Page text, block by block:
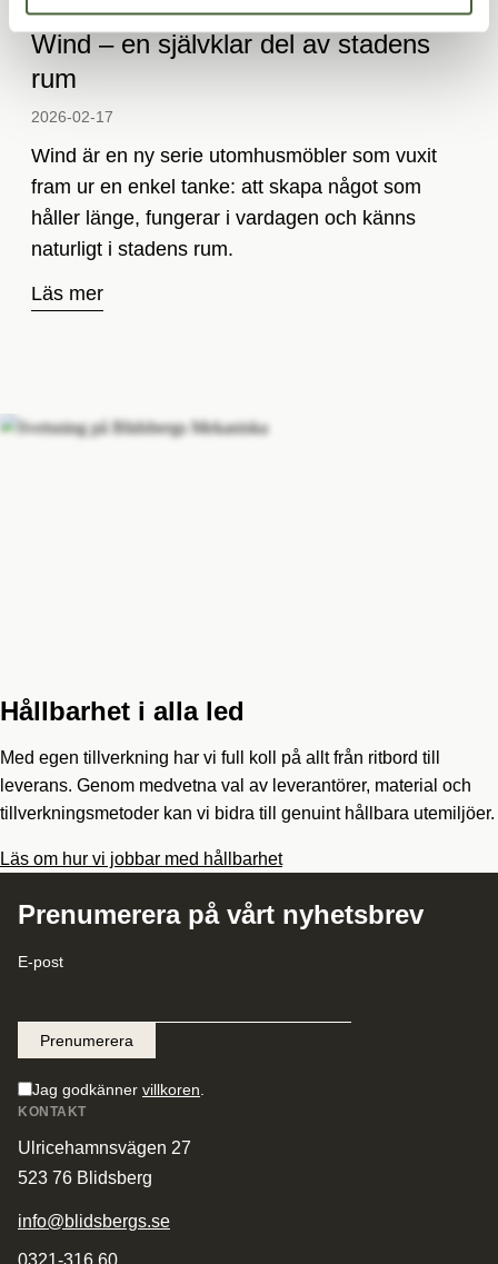
Wind – en självklar del av stadens
rum
2026-02-17­
Wind är en ny serie utomhusmöbler som vuxit
fram ur en enkel tanke: att skapa något som
håller länge, fungerar i vardagen och känns
naturligt i stadens rum.
Läs mer
Hållbarhet i alla led
Med egen tillverkning har vi full koll på allt från ritbord till
leverans. Genom medvetna val av leverantörer, material och
tillverkningsmetoder kan vi bidra till genuint hållbara utemiljöer.
Läs om hur vi jobbar med hållbarhet
KONTAKT
Ulricehamnsvägen 27
523 76 Blidsberg
info@blidsbergs.se
0321-316 60
Prenumerera på vårt nyhetsbrev
E-post
Jag godkänner villkoren